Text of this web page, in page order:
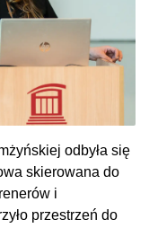
odbyła się
skierowana do
i
przestrzeń do